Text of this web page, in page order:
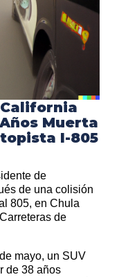
Muerta
I-805
de
de una colisión
805, en Chula
de
mayo, un SUV
de 38 años